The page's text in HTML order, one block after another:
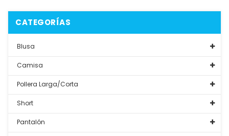
CATEGORÍAS
Blusa
Camisa
Pollera Larga/Corta
Short
Pantalón